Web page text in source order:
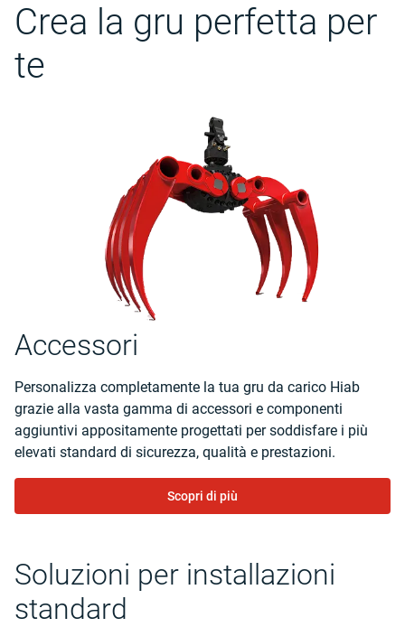
Crea la gru perfetta per
te
Accessori
Personalizza completamente la tua gru da carico Hiab
grazie alla vasta gamma di accessori e componenti
aggiuntivi appositamente progettati per soddisfare i più
elevati standard di sicurezza, qualità e prestazioni.
Scopri di più
Soluzioni per installazioni
standard